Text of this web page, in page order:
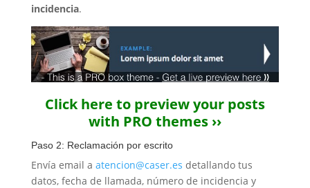
incidencia.
Click here to preview your posts
with PRO themes ››
Paso 2: Reclamación por escrito
Envía email a atencion@caser.es detallando tus
datos, fecha de llamada, número de incidencia y